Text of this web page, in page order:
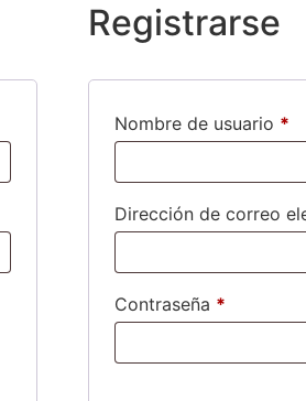
Registrarse
Nombre de usuario *
Dirección de correo
Contraseña *